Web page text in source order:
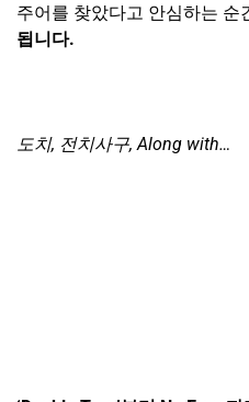
주어를 찾았다고 안심하는 순
됩니다.
도치, 전치사구, Along with…